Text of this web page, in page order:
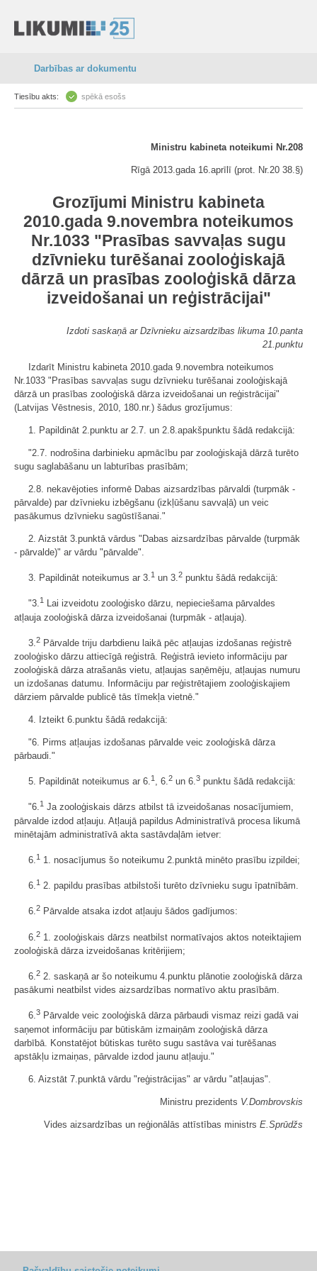
Darbības ar dokumentu
Tiesību akts: spēkā esošs
Ministru kabineta noteikumi Nr.208
Rīgā 2013.gada 16.aprīlī (prot. Nr.20 38.§)
Grozījumi Ministru kabineta
2010.gada 9.novembra noteikumos
Nr.1033 "Prasības savvaļas sugu
dzīvnieku turēšanai zooloģiskajā
dārzā un prasības zooloģiskā dārza
izveidošanai un reģistrācijai"
Izdoti saskaņā ar Dzīvnieku aizsardzības likuma 10.panta
21.punktu
Izdarīt Ministru kabineta 2010.gada 9.novembra noteikumos
Nr.1033 "Prasības savvaļas sugu dzīvnieku turēšanai zooloģiskajā
dārzā un prasības zooloģiskā dārza izveidošanai un reģistrācijai"
(Latvijas Vēstnesis, 2010, 180.nr.) šādus grozījumus:
1. Papildināt 2.punktu ar 2.7. un 2.8.apakšpunktu šādā redakcijā:
"2.7. nodrošina darbinieku apmācību par zooloģiskajā dārzā turēto
sugu saglabāšanu un labturības prasībām;
2.8. nekavējoties informē Dabas aizsardzības pārvaldi (turpmāk -
pārvalde) par dzīvnieku izbēgšanu (izkļūšanu savvaļā) un veic
pasākumus dzīvnieku sagūstīšanai."
2. Aizstāt 3.punktā vārdus "Dabas aizsardzības pārvalde (turpmāk
- pārvalde)" ar vārdu "pārvalde".
3. Papildināt noteikumus ar 3.1 un 3.2 punktu šādā redakcijā:
"3.1
Lai izveidotu zooloģisko dārzu, nepieciešama pārvaldes
atļauja zooloģiskā dārza izveidošanai (turpmāk - atļauja).
3. 2 Pārvalde triju darbdienu laikā pēc atļaujas izdošanas reģistrē
zooloģisko dārzu attiecīgā reģistrā. Reģistrā ievieto informāciju par
zooloģiskā dārza atrašanās vietu, atļaujas saņēmēju, atļaujas numuru
un izdošanas datumu. Informāciju par reģistrētajiem zooloģiskajiem
dārziem pārvalde publicē tās tīmekļa vietnē."
4. Izteikt 6.punktu šādā redakcijā:
"6. Pirms atļaujas izdošanas pārvalde veic zooloģiskā dārza
pārbaudi."
5. Papildināt noteikumus ar 6.1 , 6.2 un 6.3 punktu šādā redakcijā:
"6.1 Ja zooloģiskais dārzs atbilst tā izveidošanas nosacījumiem,
pārvalde izdod atļauju. Atļaujā papildus Administratīvā procesa likumā
minētajām administratīvā akta sastāvdaļām ietver:
6. 1 1. nosacījumus šo noteikumu 2.punktā minēto prasību izpildei;
6.1 2. papildu prasības atbilstoši turēto dzīvnieku sugu īpatnībām.
6.2 Pārvalde atsaka izdot atļauju šādos gadījumos:
6. 2 1. zooloģiskais dārzs neatbilst normatīvajos aktos noteiktajiem
zooloģiskā dārza izveidošanas kritērijiem;
6.2 2. saskaņā ar šo noteikumu 4.punktu plānotie zooloģiskā dārza
pasākumi neatbilst vides aizsardzības normatīvo aktu prasībām.
6.3 Pārvalde veic zooloģiskā dārza pārbaudi vismaz reizi gadā vai
saņemot informāciju par būtiskām izmaiņām zooloģiskā dārza
darbībā. Konstatējot būtiskas turēto sugu sastāva vai turēšanas
apstākļu izmaiņas, pārvalde izdod jaunu atļauju."
6. Aizstāt 7.punktā vārdu "reģistrācijas" ar vārdu "atļaujas".
Ministru prezidents V.Dombrovskis
Vides aizsardzības un reģionālās attīstības ministrs E.Sprūdžs